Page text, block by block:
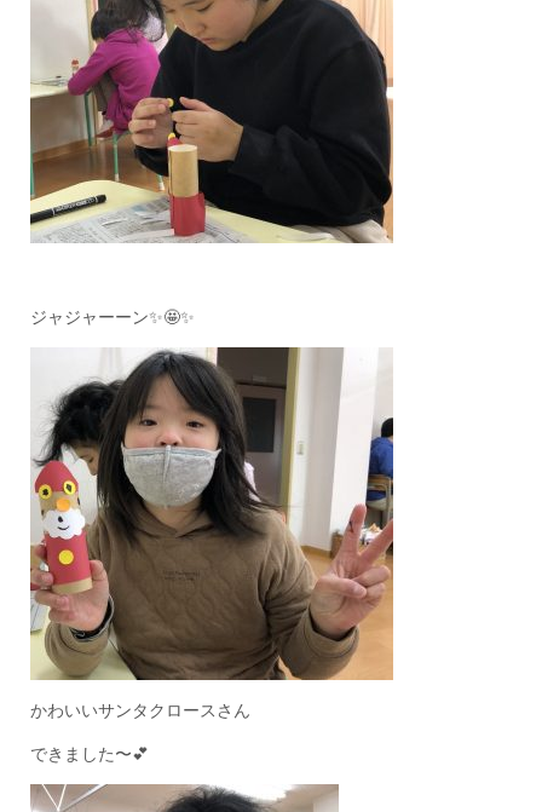
ジャジャーーン✨🤩✨
かわいいサンタクロースさん
できました〜💕